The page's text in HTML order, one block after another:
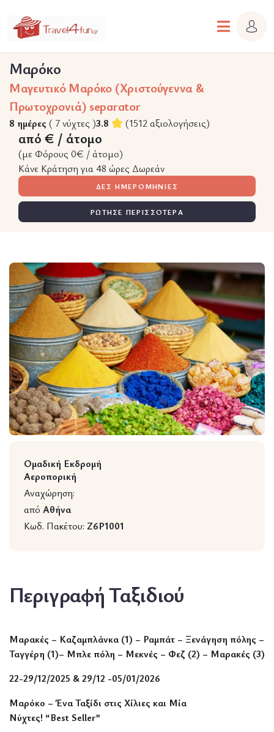
Μαρόκο
Μαγευτικό Μαρόκο (Χριστούγεννα &
Πρωτοχρονιά) separator
8 ημέρες ( 7 νύχτες )3.8 (1512 αξιολογήσεις)
από € / άτομο
(με Φόρους 0€ / άτομο)
Κάνε Κράτηση για 48 ώρες Δωρεάν
ΔΕΣ ΗΜΕΡΟΜΗΝΙΕΣ
ΡΩΤΗΣΕ ΠΕΡΙΣΣΟΤΕΡΑ
Wildlife
Ομαδική Εκδρομή
Αεροπορική
Αναχώρηση:
από Αθήνα
Κωδ. Πακέτου: Z6P1001
Περιγραφή Ταξιδιού
Μαρακές – Καζαμπλάνκα (1) – Ραμπάτ – Ξενάγηση πόλης –
Ταγγέρη (1)– Μπλε πόλη – Μεκνές – Φεζ (2) – Μαρακές (3)
22-29/12/2025 & 29/12 -05/01/2026
Μαρόκο – Ένα Ταξίδι στις Χίλιες και Μία
Νύχτες! “BestSeller”